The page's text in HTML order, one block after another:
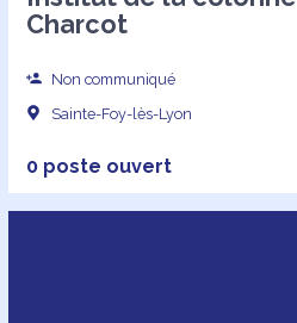
Charcot
Non communiqué
Sainte-Foy-lès-Lyon
0 poste ouvert